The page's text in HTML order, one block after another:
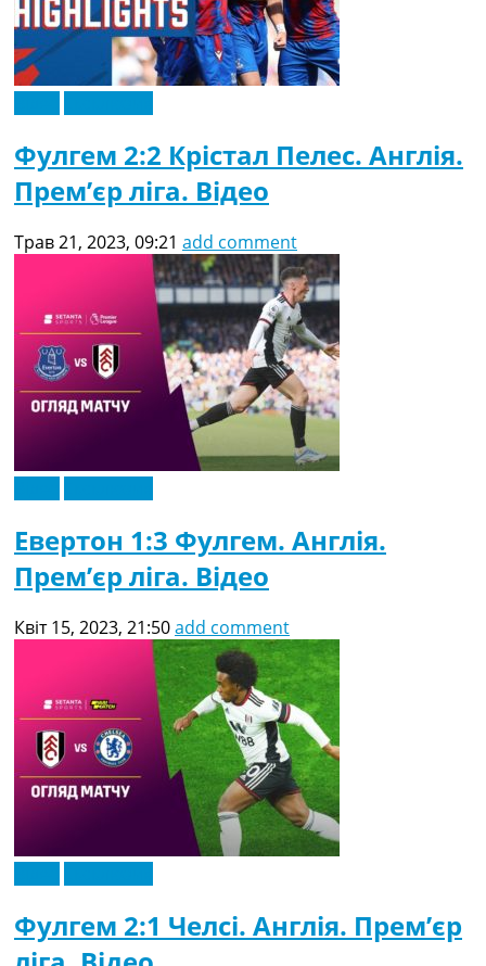
Фулгем 2:2 Крістал Пелес. Англія.
Прем’єр ліга. Відео
Трав 21, 2023, 09:21 add comment
Евертон 1:3 Фулгем. Англія.
Прем’єр ліга. Відео
Квіт 15, 2023, 21:50add comment
Фулгем 2:1 Челсі. Англія. Прем’єр